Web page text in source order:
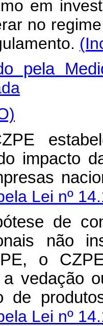
em
no
pela
impacto
Lei nº
de
não
o
a vedação
de
Lei nº